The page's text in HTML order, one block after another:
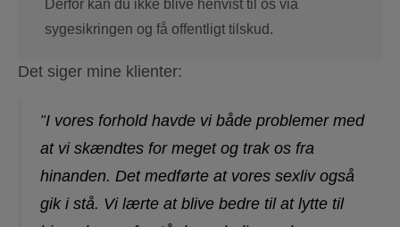
Derfor kan du ikke blive henvist til os via
sygesikringen og få offentligt tilskud.
Det siger mine klienter:
"I vores forhold havde vi både problemer med
at vi skændtes for meget og trak os fra
hinanden. Det medførte at vores sexliv også
gik i stå. Vi lærte at blive bedre til at lytte til